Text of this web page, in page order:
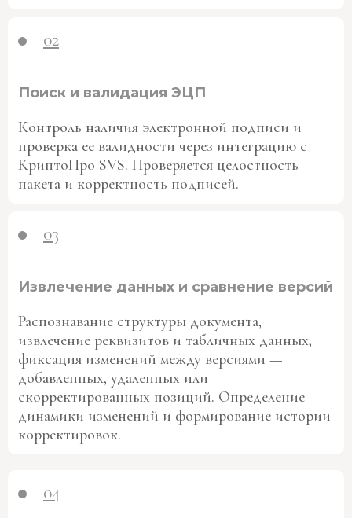
02
Поиск и валидация ЭЦП
Контроль наличия электронной подписи и
проверка ее валидности через интеграцию с
КриптоПро SVS. Проверяется целостность
пакета и корректность подписей.
03
Извлечение данных и сравнение версий
Распознавание структуры документа,
извлечение реквизитов и табличных данных,
фиксация изменений между версиями —
добавленных, удаленных или
скорректированных позиций. Определение
динамики изменений и формирование истории
корректировок.
04